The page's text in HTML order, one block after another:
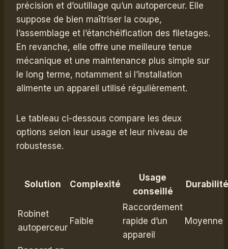
précision et d’outillage qu’un autoperceur. Elle
suppose de bien maîtriser la coupe,
l’assemblage et l’étanchéification des filetages.
En revanche, elle offre une meilleure tenue
mécanique et une maintenance plus simple sur
le long terme, notamment si l’installation
alimente un appareil utilisé régulièrement.
Le tableau ci-dessous compare les deux
options selon leur usage et leur niveau de
robustesse.
Solution Complexité
Usage
conseillé
Durabilité
Robinet
autoperceur
Faible
Raccordement
rapide d’un
appareil
Moyenne